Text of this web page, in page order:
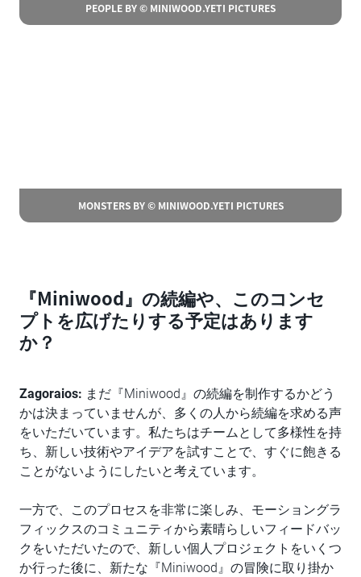
PEOPLE BY © MINIWOOD.YETI PICTURES
MONSTERS BY © MINIWOOD.YETI PICTURES
『Miniwood』の続編や、このコンセ
プトを広げたりする予定はあります
か？
Zagoraios: まだ『Miniwood』の続編を制作するかどう
かは決まっていませんが、多くの人から続編を求める声
をいただいています。私たちはチームとして多様性を持
ち、新しい技術やアイデアを試すことで、すぐに飽きる
ことがないようにしたいと考えています。
一方で、このプロセスを非常に楽しみ、モーショングラ
フィックスのコミュニティから素晴らしいフィードバッ
クをいただいたので、新しい個人プロジェクトをいくつ
か行った後に、新たな『Miniwood』の冒険に取り掛か